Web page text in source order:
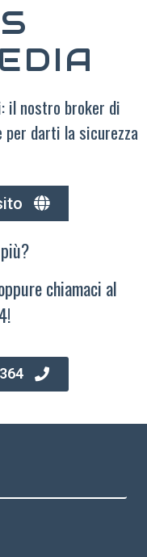
il nostro broker di
darti la sicurezza
chiamaci al